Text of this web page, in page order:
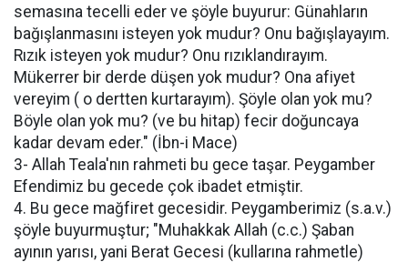
semasına tecelli eder ve şöyle buyurur: Günahların
bağışlanmasını isteyen yok mudur? Onu bağışlayayım.
Rızık isteyen yok mudur? Onu rızıklandırayım.
Mükerrer bir derde düşen yok mudur? Ona afiyet
vereyim ( o dertten kurtarayım). Şöyle olan yok mu?
Böyle olan yok mu? (ve bu hitap) fecir doğuncaya
kadar devam eder." (İbn-i Mace)
3- Allah Teala'nın rahmeti bu gece taşar. Peygamber
Efendimiz bu gecede çok ibadet etmiştir.
4. Bu gece mağfiret gecesidir. Peygamberimiz (s.a.v.)
şöyle buyurmuştur; "Muhakkak Allah (c.c.) Şaban
ayının yarısı, yani Berat Gecesi (kullarına rahmetle)